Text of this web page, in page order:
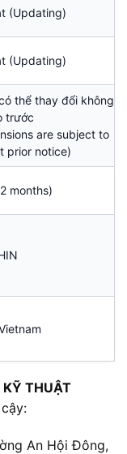
(Updating)
(Updating)
thể thay đổi không
trước
are subject to
prior notice)
months)
KỸ THUẬT
An Hội Đông,